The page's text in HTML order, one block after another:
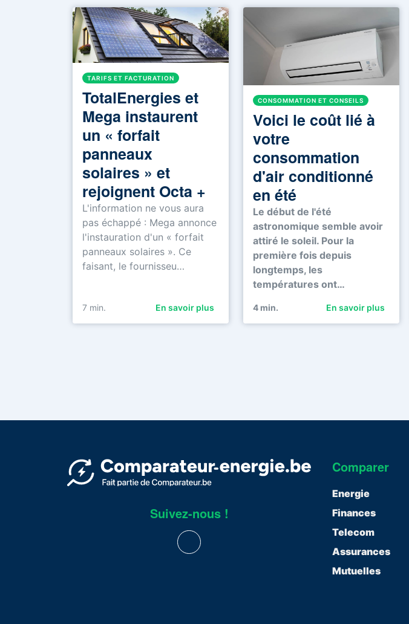
TARIFS ET FACTURATION
TotalEnergies et
Mega instaurent
un « forfait
panneaux
solaires » et
rejoignent Octa +
L'information ne vous aura
pas échappé : Mega annonce
l'instauration d'un « forfait
panneaux solaires ». Ce
faisant, le fournisseu…
7 min. En savoir plus
CONSOMMATION ET CONSEILS
Voici le coût lié à
votre
consommation
d'air conditionné
en été
Le début de l'été
astronomique semble avoir
attiré le soleil. Pour la
première fois depuis
longtemps, les
températures ont…
4 min. En savoir plus
Suivez-nous !
Comparer
Energie
Finances
Telecom
Assurances
Mutuelles